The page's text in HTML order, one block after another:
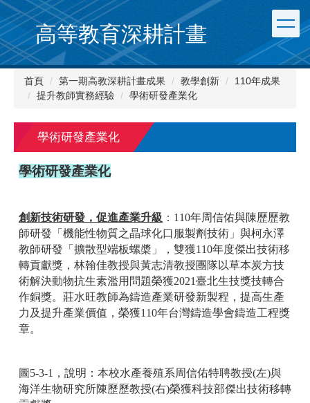
跳
到
主
要
內
高等教育深耕計畫
首頁 第一期高教深耕計畫成果 教學創新
110年成果
提升教師實務經驗
學術研發產業化
學術研發產業化
學術研發產業化
創新技術研發，促進產業升級 ：110年周信佑與陳歷歷教
師研發「機能性物質之晶球化口服製劑技術」與柯永澤
教師研發「擴散型端板螺槳」，雙獲110年度傑出技術移
轉貢獻獎，林翰佳教授與黃志清教授團隊以草本炭方技
術解決動物抗生素濫用問題榮獲2021臺北生技獎技轉合
作銅獎。莊水旺教師為鑄造產業研發新製程，提高生產
力及提升產業價值，榮獲110年台灣鑄造學會鑄造工程獎
章。
圖5-3-1，說明：本校水產養殖系周信佑特聘教授(左)與
海洋生物研究所陳歷歷教授(右)榮獲科技部傑出技術移轉